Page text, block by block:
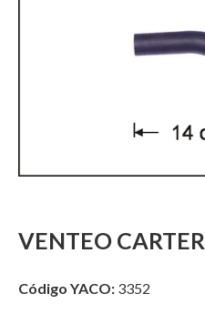
VENTEO CARTER
Código YACO: 3352